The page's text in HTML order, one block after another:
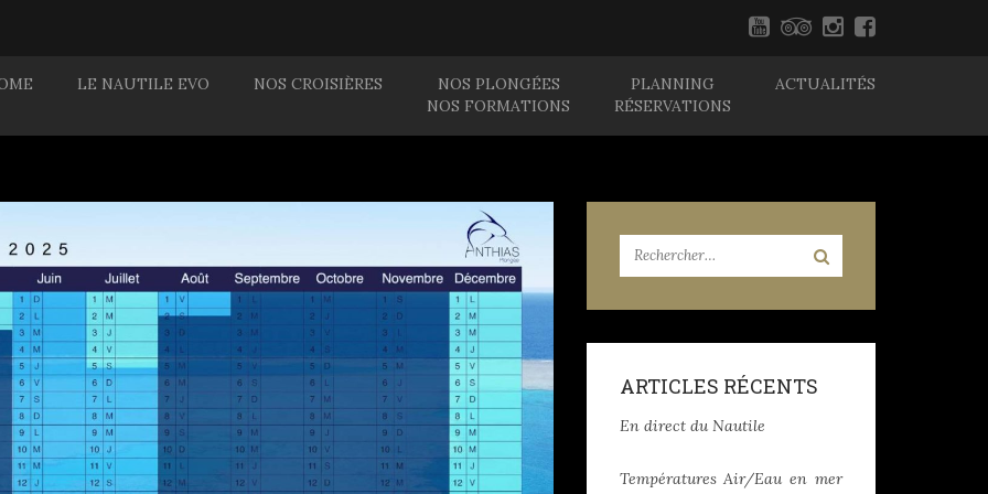
LE NAUTILE EVO NOS CROISIÈRES
NOS PLONGÉES
NOS FORMATIONS
PLANNING
RÉSERVATIONS
ACTUALITÉS
ARTICLES RÉCENTS
En direct du Nautile
Températures Air/Eau en mer